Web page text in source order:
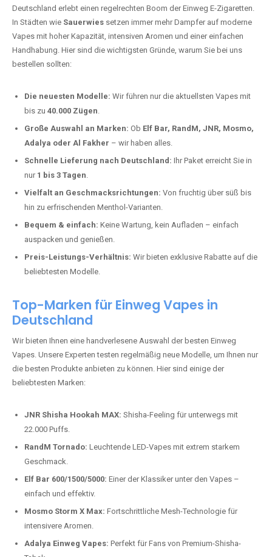
Deutschland erlebt einen regelrechten Boom der Einweg E-Zigaretten.
In Städten wie Sauerwies setzen immer mehr Dampfer auf moderne
Vapes mit hoher Kapazität, intensiven Aromen und einer einfachen
Handhabung. Hier sind die wichtigsten Gründe, warum Sie bei uns
bestellen sollten:
Die neuesten Modelle: Wir führen nur die aktuellsten Vapes mit
bis zu 40.000 Zügen.
Große Auswahl an Marken: Ob Elf Bar, RandM, JNR, Mosmo,
Adalya oder Al Fakher – wir haben alles.
Schnelle Lieferung nach Deutschland: Ihr Paket erreicht Sie in
nur 1 bis 3 Tagen.
Vielfalt an Geschmacksrichtungen: Von fruchtig über süß bis
hin zu erfrischenden Menthol-Varianten.
Bequem & einfach: Keine Wartung, kein Aufladen – einfach
auspacken und genießen.
Preis-Leistungs-Verhältnis: Wir bieten exklusive Rabatte auf die
beliebtesten Modelle.
Top-Marken für Einweg Vapes in
Deutschland
Wir bieten Ihnen eine handverlesene Auswahl der besten Einweg
Vapes. Unsere Experten testen regelmäßig neue Modelle, um Ihnen nur
die besten Produkte anbieten zu können. Hier sind einige der
beliebtesten Marken:
JNR Shisha Hookah MAX: Shisha-Feeling für unterwegs mit
22.000 Puffs.
RandM Tornado: Leuchtende LED-Vapes mit extrem starkem
Geschmack.
Elf Bar 600/1500/5000: Einer der Klassiker unter den Vapes –
einfach und effektiv.
Mosmo Storm X Max: Fortschrittliche Mesh-Technologie für
intensivere Aromen.
Adalya Einweg Vapes: Perfekt für Fans von Premium-Shisha-